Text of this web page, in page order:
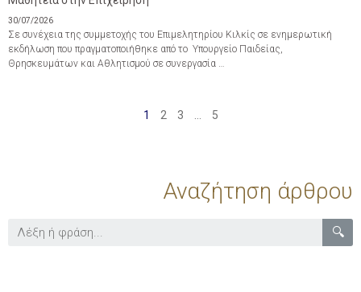
30/07/2026
Σε συνέχεια της συμμετοχής του Επιμελητηρίου Κιλκίς σε ενημερωτική
εκδήλωση που πραγματοποιήθηκε από το Υπουργείο Παιδείας,
Θρησκευμάτων και Αθλητισμού σε συνεργασία …
1 2 3 5
Αναζήτηση άρθρου
🔍